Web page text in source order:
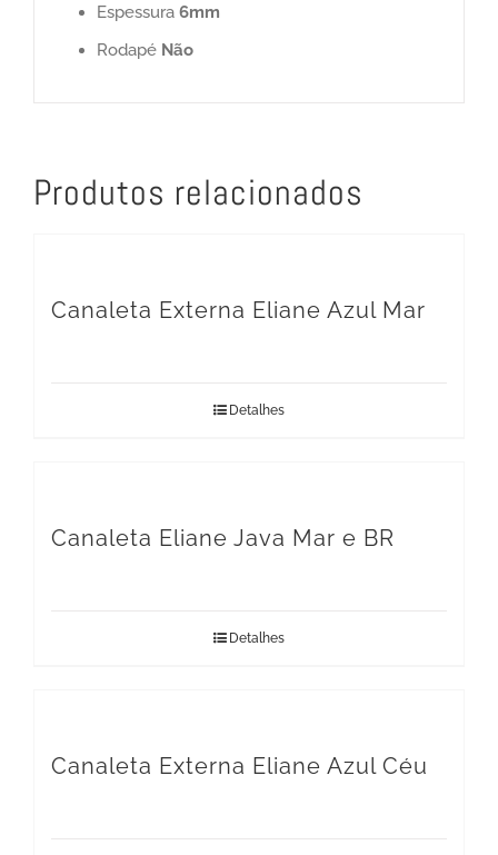
Espessura 6mm
Rodapé Não
Produtos relacionados
Canaleta Externa Eliane Azul Mar
Detalhes
Canaleta Eliane Java Mar e BR
Detalhes
Canaleta Externa Eliane Azul Céu